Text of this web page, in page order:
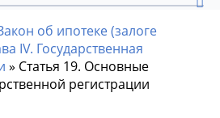
об ипотеке (залоге
IV. Государственная
» Статья 19. Основные
регистрации